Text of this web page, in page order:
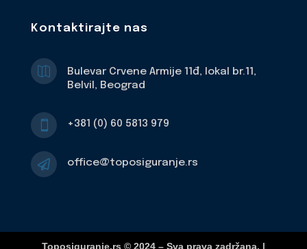
Kontaktirajte nas

Bulevar Crvene Armije 11đ, lokal br.11,
Belvil, Beograd
 +381 (0) 60 5813 979
 office@toposiguranje.rs
Toposiguranje.rs © 2024 – Sva prava zadržana. |